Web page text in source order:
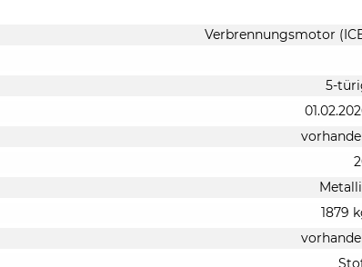
Verbrennungsmotor
5-
1879